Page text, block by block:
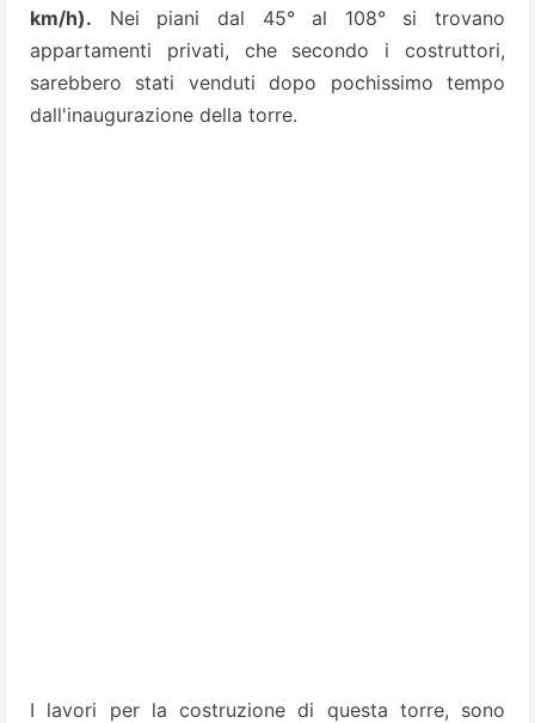
km/h).
Nei piani dal 45° al 108° si trovano
appartamenti privati, che secondo i costruttori,
sarebbero stati venduti dopo pochissimo tempo
dall'inaugurazione della torre.
I lavori per la costruzione di questa torre, sono